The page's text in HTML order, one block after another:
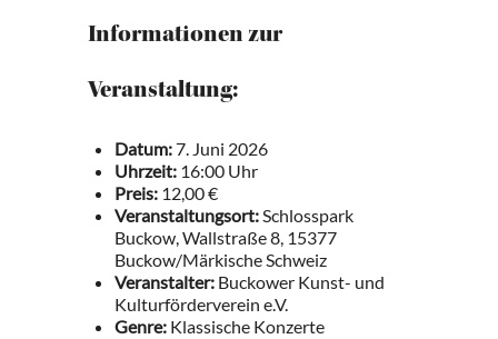
Informationen zur
Veranstaltung:
Datum:7. Juni 2026
Uhrzeit: 16:00 Uhr
Preis: 12,00 €
Veranstaltungsort:Schlosspark
Buckow, Wallstraße 8, 15377
Buckow/Märkische Schweiz
Veranstalter: Buckower Kunst- und
Kulturförderverein e.V.
Genre: Klassische Konzerte